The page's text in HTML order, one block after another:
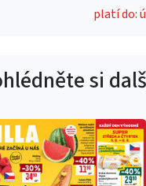
platí do:
si